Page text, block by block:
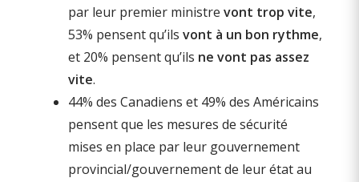
par leur premier ministre vont trop vite,
53% pensent qu’ils vont à un bon rythme,
et 20% pensent qu’ils ne vont pas assez
vite.
44% des Canadiens et 49% des Américains
pensent que les mesures de sécurité
mises en place par leur gouvernement
provincial/gouvernement de leur état au